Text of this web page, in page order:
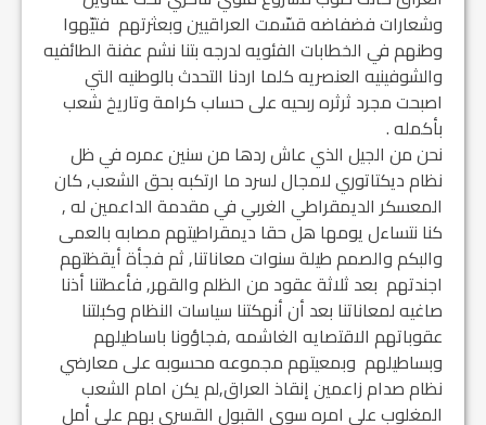
وشعارات فضفاضه قسّمت العراقيين وبعثرتهم فتيّهوا
وطنهم في الخطابات الفئويه لدرجه بتنا نشم عفنة الطائفيه
والشوفينيه العنصريه كلما اردنا التحدث بالوطنيه التي
اصبحت مجرد ثرثره ربحيه على حساب كرامة وتاريخ شعب
بأكمله .
نحن من الجيل الذي عاش ردها من سنين عمره في ظل
نظام ديكتاتوري لامجال لسرد ما ارتكبه بحق الشعب, كان
المعسكر الديمقراطي الغربي في مقدمة الداعمين له ,
كنا نتساءل يومها هل حقا ديمقراطيتهم مصابه بالعمى
والبكم والصمم طيلة سنوات معاناتنا, ثم فجأة أيقظتهم
اجندتهم بعد ثلاثة عقود من الظلم والقهر, فأعطتنا أذنا
صاغيه لمعاناتنا بعد أن أنهكتنا سياسات النظام وكبلتنا
عقوباتهم الاقتصايه الغاشمه ,فجاؤونا باساطيلهم
وبساطيلهم وبمعيتهم مجموعه محسوبه على معارضي
نظام صدام زاعمين إنقاذ العراق,لم يكن امام الشعب
المغلوب على امره سوى القبول القسري بهم على أمل